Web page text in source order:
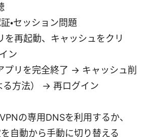
・セッション問題
を再起動、キャッシュをクリ
ン
プリを完全終了 → キャッシュ削
る方法） → 再ログイン
の専用DNSを利用するか、
自動から手動に切り替える